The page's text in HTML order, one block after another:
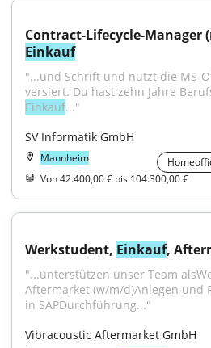
Contract-Lifecycle-Manager
Einkauf
"...und Schrift und nutzt die MS-
versiert. Du hast zehn Jahre
Einkauf..."
SV Informatik GmbH
Mannheim
Von 42.400,00 € bis 104.300,00 €
Werkstudent, Einkauf,
"...unterstützen unser Team
Aftermarket (w/m/d)Anlegen und
in SAPDurchführung..."
Vibracoustic Aftermarket GmbH